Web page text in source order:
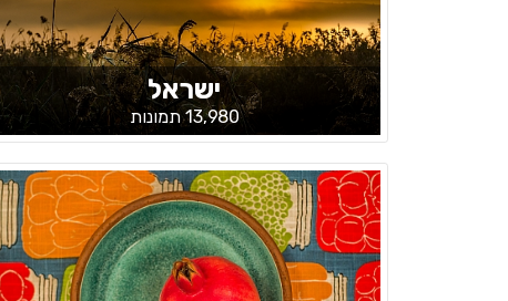
ישראל
13,980 תמונות